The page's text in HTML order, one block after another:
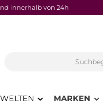
innerhalb von 24h
MARKEN